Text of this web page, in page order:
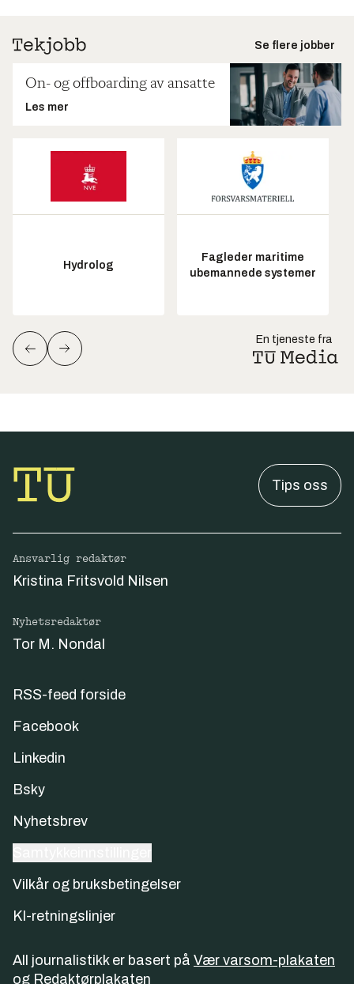
Se flere jobber
On- og offboarding av ansatte
Les mer
Hydrolog
Fagleder maritime
ubemannede systemer
En tjeneste fra
Tips oss
Ansvarlig redaktør
Kristina Fritsvold Nilsen
Nyhetsredaktør
Tor M. Nondal
RSS-feed forside
Facebook
Linkedin
Bsky
Nyhetsbrev
Vilkår og bruksbetingelser
KI-retningslinjer
All journalistikk er basert på Vær varsom-plakaten
og Redaktørplakaten